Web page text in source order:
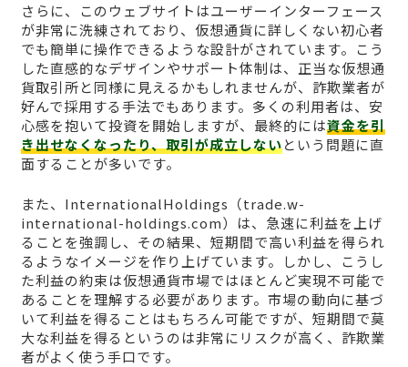
さらに、このウェブサイトはユーザーインターフェース
が非常に洗練されており、仮想通貨に詳しくない初心者
でも簡単に操作できるような設計がされています。こう
した直感的なデザインやサポート体制は、正当な仮想通
貨取引所と同様に見えるかもしれませんが、詐欺業者が
好んで採用する手法でもあります。多くの利用者は、安
心感を抱いて投資を開始しますが、最終的には資金を引
き出せなくなったり、取引が成立しないという問題に直
面することが多いです。
また、InternationalHoldings（trade.w-
international-holdings.com）は、急速に利益を上げ
ることを強調し、その結果、短期間で高い利益を得られ
るようなイメージを作り上げています。しかし、こうし
た利益の約束は仮想通貨市場ではほとんど実現不可能で
あることを理解する必要があります。市場の動向に基づ
いて利益を得ることはもちろん可能ですが、短期間で莫
大な利益を得るというのは非常にリスクが高く、詐欺業
者がよく使う手口です。